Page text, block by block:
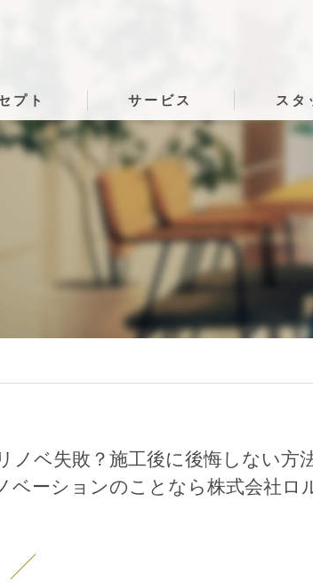
プト サービス スタ
ノベ失敗？施工後に後悔しない方
ベーションのことなら株式会社ロ